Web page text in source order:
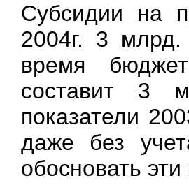
Субсидии на
2004г. 3
время
составит 3
показатели
даже без
обосновать